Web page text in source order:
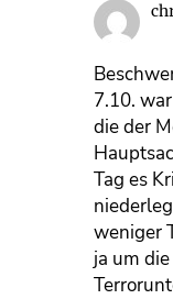
7.10.
die der
Tag es
weniger
ja um